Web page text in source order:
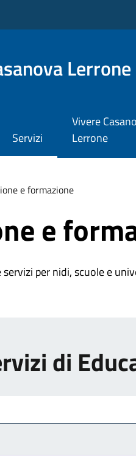
Lerrone
Servizi
Vivere
Lerrone
e formazione
e
per nidi, scuole e
di